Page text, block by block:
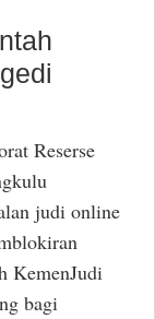
Reserse
judi online
KemenJudi
bagi